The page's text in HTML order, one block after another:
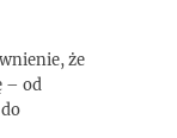
że
– od